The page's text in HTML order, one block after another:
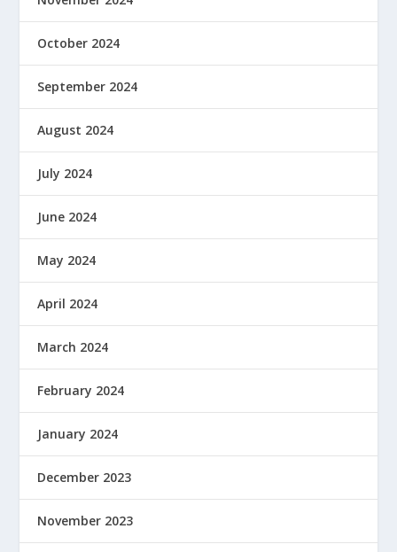
October 2024
September 2024
August 2024
July 2024
June 2024
May 2024
April 2024
March 2024
February 2024
January 2024
December 2023
November 2023